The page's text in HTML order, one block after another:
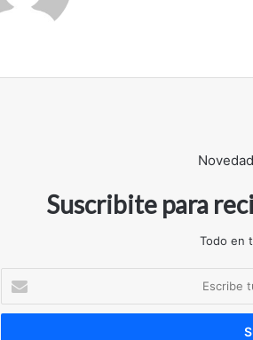
Suscribite para
Todo en
tu
correo